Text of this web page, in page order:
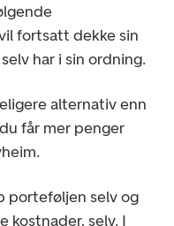
fortsatt dekke sin
har i sin ordning.
alternativ enn
får mer penger
porteføljen selv og
kostnader, selv. I